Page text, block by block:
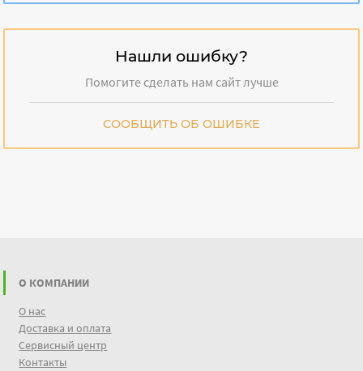
Нашли ошибку?
Помогите сделать нам сайт лучше
СООБЩИТЬ ОБ ОШИБКЕ
О КОМПАНИИ
О нас
Доставка и оплата
Сервисный центр
Контакты